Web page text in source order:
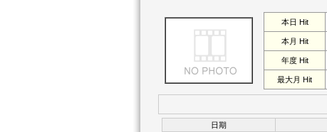
本日 Hit
本月 Hit
年度 Hit
最大月 Hit
日期